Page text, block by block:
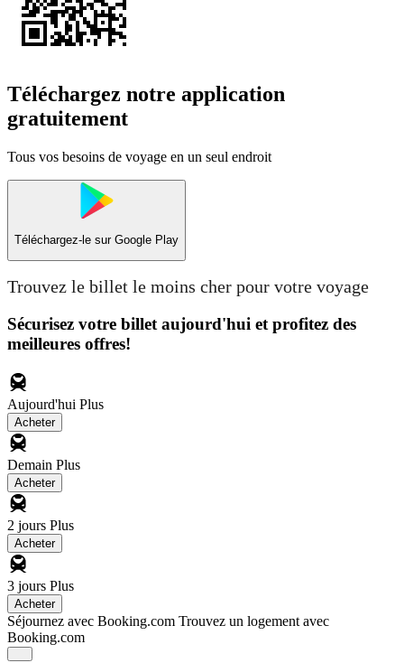
Téléchargez notre application
gratuitement
Tous vos besoins de voyage en un seul endroit
Téléchargez-le sur Google Play
Trouvez le billet le moins cher pour votre voyage
Sécurisez votre billet aujourd'hui et profitez des
meilleures offres!
Aujourd'hui Plus
Acheter
Demain Plus
Acheter
2 jours Plus
Acheter
3 jours Plus
Acheter
Séjournez avec Booking.com Trouvez un logement avec
Booking.com